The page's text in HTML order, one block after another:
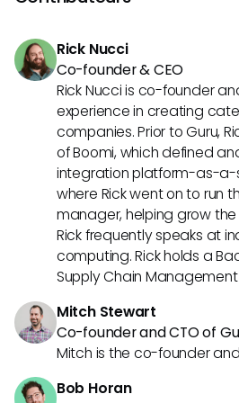
et élément équipe, Namely peut
Rick Nucci
Co-founder & CEO
Rick Nucci is co-founder
experience in creating
companies. Prior to Guru,
of Boomi, which defined
integration platform-as-a-
where Rick went on to run
manager, helping grow
Rick frequently speaks at
computing. Rick holds a
Supply Chain
Mitch Stewart
Co-founder and CTO of
Mitch is the co-founder
Bob Horan